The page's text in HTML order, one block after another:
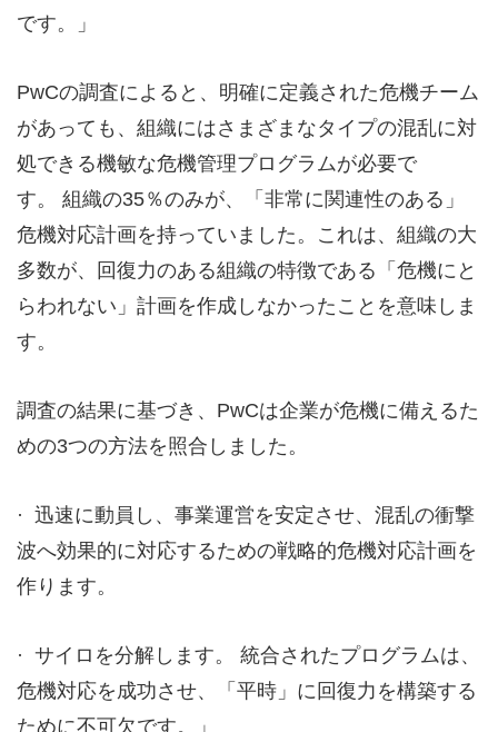
です。」
PwCの調査によると、明確に定義された危機チーム
があっても、組織にはさまざまなタイプの混乱に対
処できる機敏な危機管理プログラムが必要で
す。 組織の35％のみが、「非常に関連性のある」
危機対応計画を持っていました。これは、組織の大
多数が、回復力のある組織の特徴である「危機にと
らわれない」計画を作成しなかったことを意味しま
す。
調査の結果に基づき、PwCは企業が危機に備えるた
めの3つの方法を照合しました。
· 迅速に動員し、事業運営を安定させ、混乱の衝撃
波へ効果的に対応するための戦略的危機対応計画を
作ります。
· サイロを分解します。 統合されたプログラムは、
危機対応を成功させ、「平時」に回復力を構築する
ために不可欠です。」